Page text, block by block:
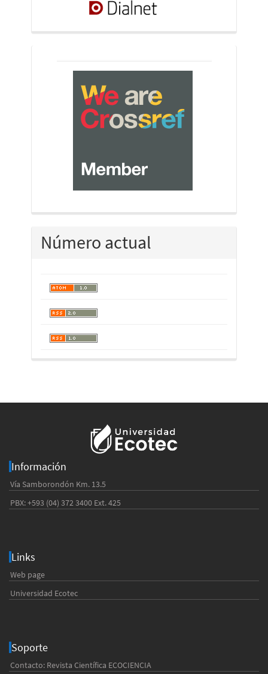
Número actual
Información
Vía Samborondón Km. 13.5
PBX: +593 (04) 372 3400 Ext. 425
Links
Web page
Universidad Ecotec
Soporte
Contacto: Revista Científica ECOCIENCIA